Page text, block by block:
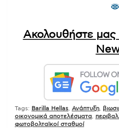
Ακολουθήστε μας
Tags: Barilla Hellas Ανάπτυξη
οικονομικά αποτελέσματα
φωτοβολταϊκοί σταθμοί